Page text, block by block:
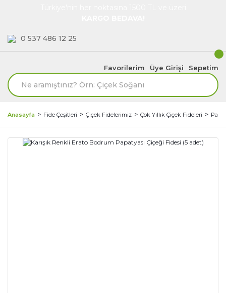
0 537 486 12 25
Favorilerim Üye Girişi Sepetim
Anasayfa Fide Çeşitleri Çiçek Fidelerimiz Çok Yıllık Çiçek Fideleri